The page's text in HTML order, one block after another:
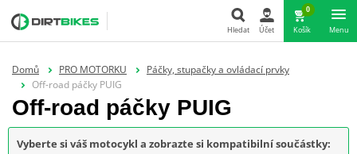
Hledat Účet
0
Košík Menu
Domů PRO MOTORKU
Páčky, stupačky a ovládací prvky
Off-road páčky PUIG
Off-road páčky PUIG
Vyberte si váš motocykl a zobrazte si kompatibilní součástky: